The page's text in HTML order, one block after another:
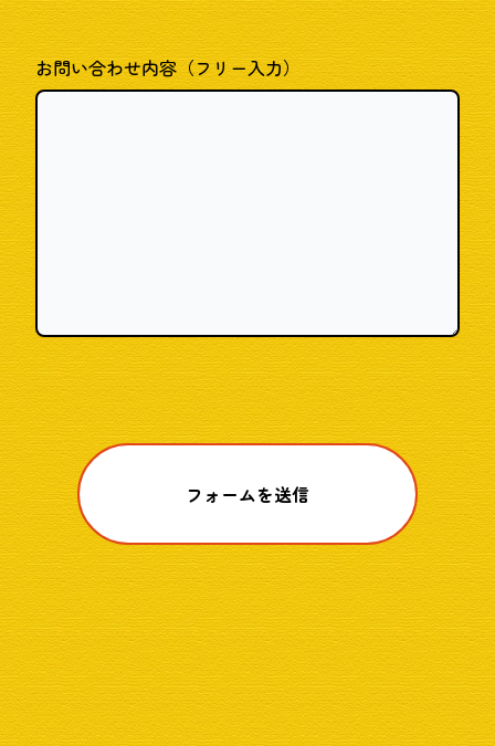
お問い合わせ内容（フリー入力）
フォームを送信